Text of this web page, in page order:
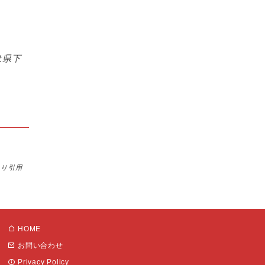
県下
引用
HOME
お問い合わせ
Privacy Policy